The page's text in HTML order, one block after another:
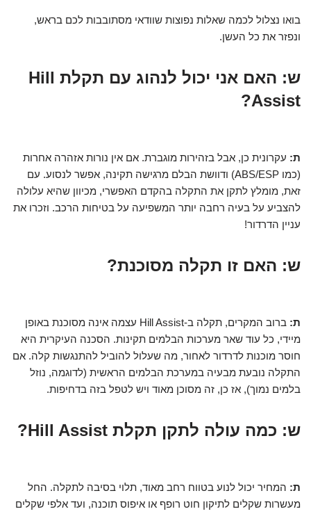
בואו נצלול לכמה שאלות נפוצות שוודאי מסתובבות לכם בראש,
ונפזר את כל העשן.
ש: האם אני יכול לנהוג עם תקלת Hill
Assist?
ת: עקרונית כן, אבל בזהירות מוגברת. אם אין נורות אזהרה אחרות
(כמו ABS/ESP) ודוושת הבלם מרגישה תקינה, אפשר לנסוע. עם
זאת, מומלץ לתקן את התקלה בהקדם האפשרי, מכיוון שהיא עלולה
להצביע על בעיה רחבה יותר המשפיעה על בטיחות הרכב. וזכרו את
עניין הדרדור!
ש: האם זו תקלה מסוכנת?
ת:
ברוב המקרים, תקלה ב-Hill Assist עצמה אינה מסוכנת באופן
מיידי, כל עוד שאר מערכות הבלמים תקינות. הסכנה העיקרית היא
חוסר מוכנות לדרדור לאחור, מה שעלול להוביל להתנגשות קלה. אם
התקלה נובעת מבעיה במערכת הבלמים הראשית (לדוגמה, נוזל
בלמים נמוך), אז כן, זה מסוכן מאוד ויש לטפל בזה בדחיפות.
ש: כמה עולה לתקן תקלת Hill Assist?
ת: המחיר יכול לנוע בטווח רחב מאוד, תלוי בסיבה לתקלה. החל
מעשרות שקלים לתיקון חוט רופף או איפוס תוכנה, ועד אלפי שקלים